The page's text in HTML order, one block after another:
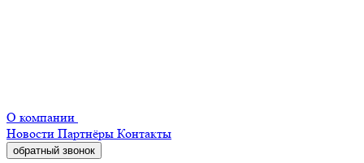
О компании
Новости Партнёры Контакты
обратный звонок